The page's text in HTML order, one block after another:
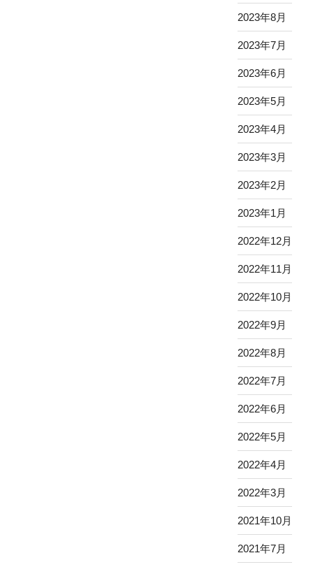
2023年8月
2023年7月
2023年6月
2023年5月
2023年4月
2023年3月
2023年2月
2023年1月
2022年12月
2022年11月
2022年10月
2022年9月
2022年8月
2022年7月
2022年6月
2022年5月
2022年4月
2022年3月
2021年10月
2021年7月